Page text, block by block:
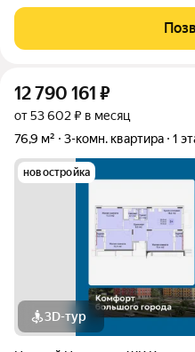
площадь 62,5 м, комнаты
Просторная планировка,
12 790 161 ₽
от 53 602 ₽ в месяц
76,9 м²
3-комн. квартира 1
новостройка
3D-тур